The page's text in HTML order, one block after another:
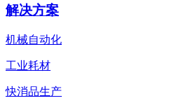
解决方案
机械自动化
工业耗材
快消品生产